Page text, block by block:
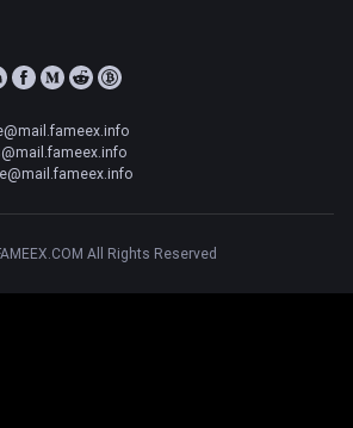
All Rights Reserved